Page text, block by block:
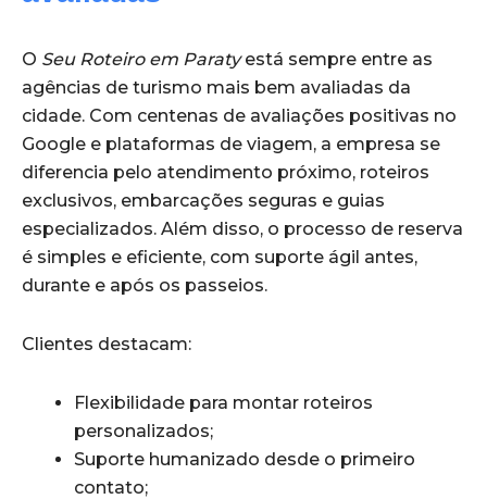
O Seu Roteiro em Paratyestá sempre entre as
agências de turismo mais bem avaliadas da
cidade. Com centenas de avaliações positivas no
Google e plataformas de viagem, a empresa se
diferencia pelo atendimento próximo, roteiros
exclusivos, embarcações seguras e guias
especializados. Além disso, o processo de reserva
é simples e eficiente, com suporte ágil antes,
durante e após os passeios.
Clientes destacam:
Flexibilidade para montar roteiros
personalizados;
Suporte humanizado desde o primeiro
contato;